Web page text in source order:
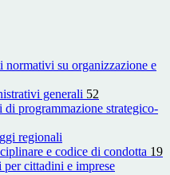
normativi su organizzazione e
generali 52
di programmazione strategico-
regionali
e codice di condotta 19
cittadini e imprese